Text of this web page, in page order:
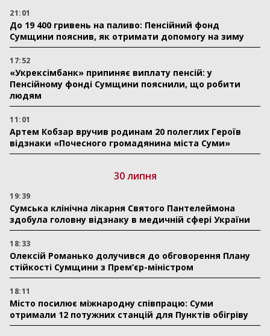
21:01
До 19 400 гривень на паливо: Пенсійний фонд
Сумщини пояснив, як отримати допомогу на зиму
17:52
«Укрексімбанк» припиняє виплату пенсій: у
Пенсійному фонді Сумщини пояснили, що робити
людям
11:01
Артем Кобзар вручив родинам 20 полеглих Героїв
відзнаки «Почесного громадянина міста Суми»
30 липня
19:39
Сумська клінічна лікарня Святого Пантелеймона
здобула головну відзнаку в медичній сфері України
18:33
Олексій Романько долучився до обговорення Плану
стійкості Сумщини з Прем’єр-міністром
18:11
Місто посилює міжнародну співпрацю: Суми
отримали 12 потужних станцій для Пунктів обігріву